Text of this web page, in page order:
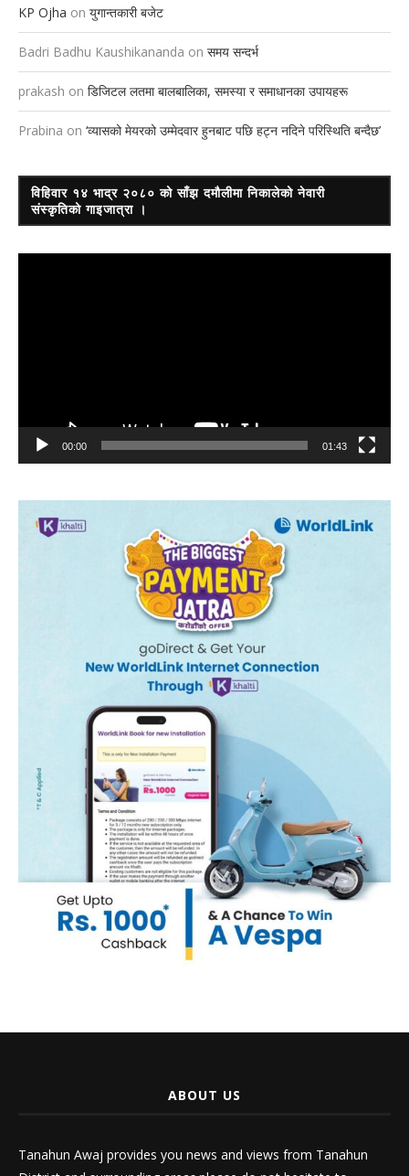
KP Ojha on युगान्तकारी बजेट
Badri Badhu Kaushikananda on समय सन्दर्भ
prakash on डिजिटल लतमा बालबालिका, समस्या र समाधानका उपायहरू
Prabina on ‘व्यासको मेयरको उम्मेदवार हुनबाट पछि हट्न नदिने परिस्थिति बन्दैछ’
विहिवार १४ भाद्र २०८० को साँझ दमौलीमा निकालेको नेवारी
संस्कृतिको गाइजात्रा ।
00:00 01:43
ABOUT US
Tanahun Awaj provides you news and views from Tanahun